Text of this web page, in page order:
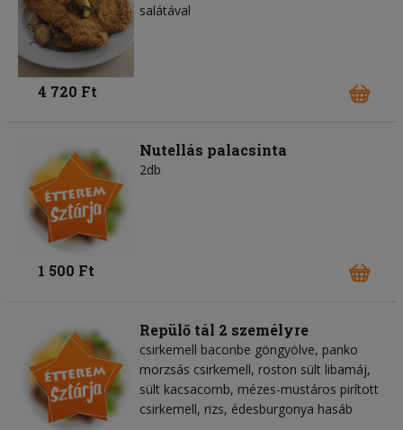
salátával
4 720 Ft
Nutellás palacsinta
2db
1 500 Ft
Repülő tál 2 személyre
csirkemell baconbe göngyölve, panko
morzsás csirkemell, roston sült libamáj,
sült kacsacomb, mézes-mustáros pirított
csirkemell, rizs, édesburgonya hasáb